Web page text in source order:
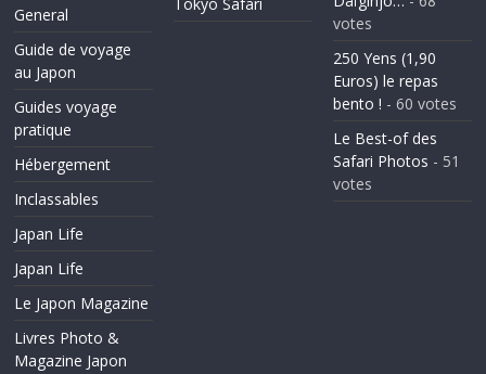
General
Guide de voyage
au Japon
Guides voyage
pratique
Hébergement
Inclassables
Japan Life
Japan Life
Le Japon Magazine
Livres Photo &
Magazine Japon
Tokyo Safari
votes
250 Yens (1,90
Euros) le repas
bento ! - 60 votes
Le Best-of des
Safari Photos - 51
votes